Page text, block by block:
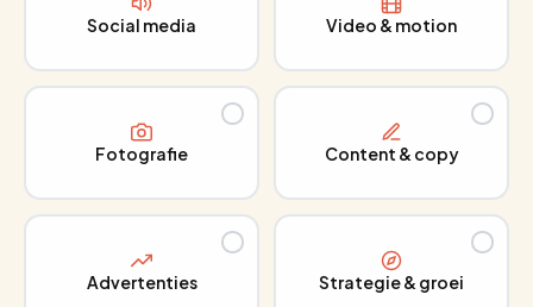
Social media Video & motion
Fotografie Content & copy
Advertenties Strategie & groei